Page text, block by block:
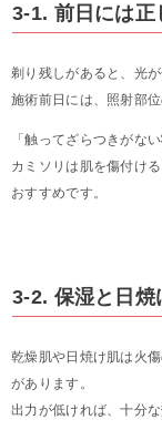
3-1. 前日には正
剃り残しがあると、光
施術前日には、照射部
「触ってざらつきがな
カミソリは肌を傷付け
おすすめです。
3-2. 保湿と日焼
乾燥肌や日焼け肌は火
があります。
出力が低ければ、十分